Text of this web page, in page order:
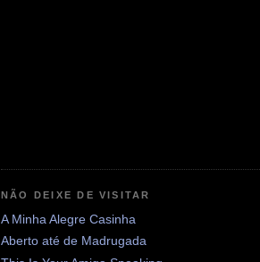
NÃO DEIXE DE VISITAR
A Minha Alegre Casinha
Aberto até de Madrugada